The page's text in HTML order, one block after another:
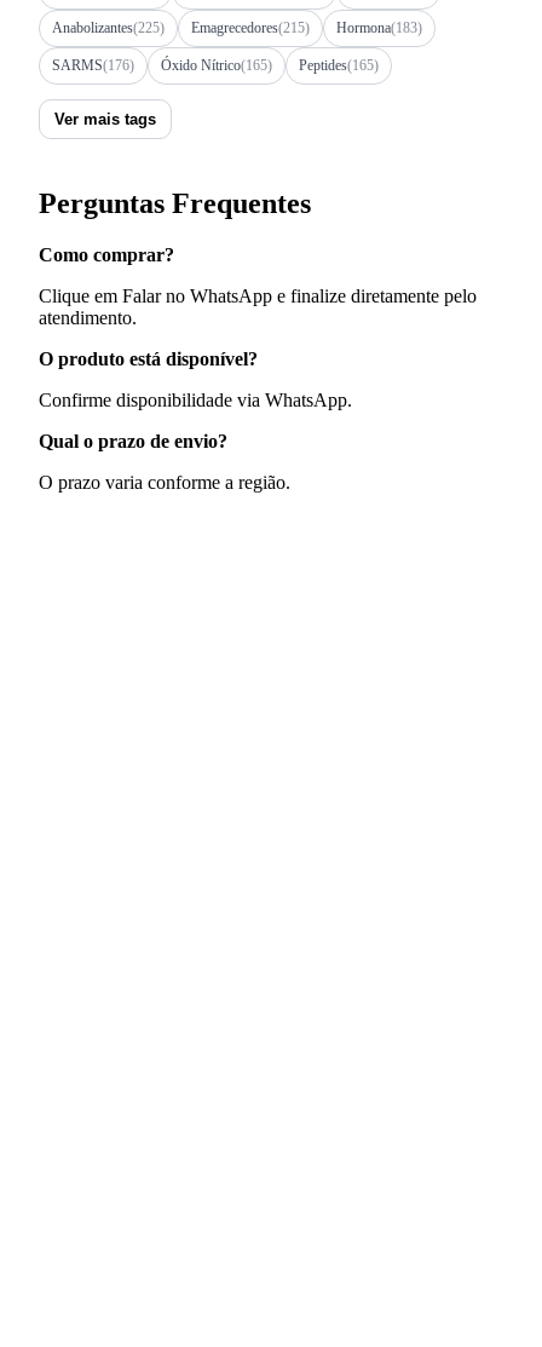
Anabolizantes(225) Emagrecedores(215) Hormona(183)
SARMS(176) Óxido Nítrico(165) Peptides(165)
Ver mais tags
Perguntas Frequentes
Como comprar?
Clique em Falar no WhatsApp e finalize diretamente pelo
atendimento.
O produto está disponível?
Confirme disponibilidade via WhatsApp.
Qual o prazo de envio?
O prazo varia conforme a região.